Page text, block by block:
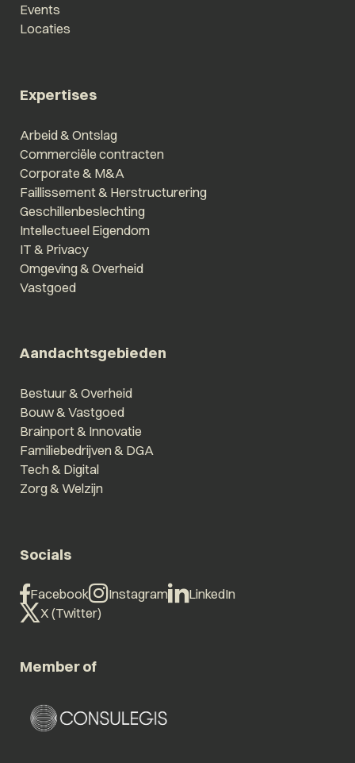
Events
Locaties
Expertises
Arbeid & Ontslag
Commerciële contracten
Corporate & M&A
Faillissement & Herstructurering
Geschillenbeslechting
Intellectueel Eigendom
IT & Privacy
Omgeving & Overheid
Vastgoed
Aandachtsgebieden
Bestuur & Overheid
Bouw & Vastgoed
Brainport & Innovatie
Familiebedrijven & DGA
Tech & Digital
Zorg & Welzijn
Socials
Facebook Instagram
LinkedIn
X (Twitter)
Member of